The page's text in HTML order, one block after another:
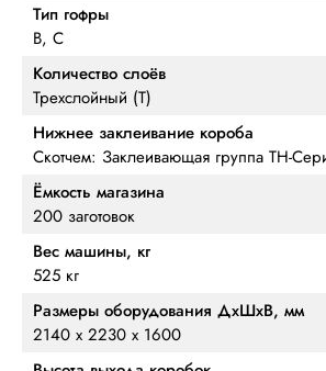
Тип гофры
B, C
Количество слоёв
Трехслойный (Т)
Нижнее заклеивание короба
Скотчем: Заклеивающая группа TH-
Ёмкость магазина
200 заготовок
Вес машины, кг
525 кг
Размеры оборудования ДхШхВ, мм
2140 х 2230 х 1600